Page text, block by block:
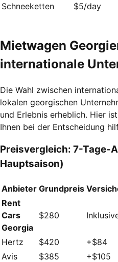
Schneeketten $5/day
Mietwagen
internationale
Die Wahl zwischen
lokalen georgischen
und Erlebnis erheblich. Hier
Ihnen bei der Entscheidung
Preisvergleich: 7-Tage-
Hauptsaison)
Anbieter Grundpreis
Rent
Cars
Georgia
$280
Hertz $420 +$84
Avis
$385 +$105